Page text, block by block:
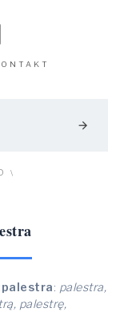
arrow_forward
\
: palestra,
palestrę,